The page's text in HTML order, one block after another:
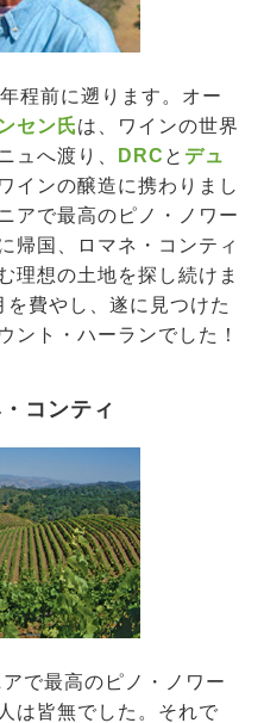
程前に遡ります。オー
セン氏は、ワインの世界
ュへ渡り、
DRC と デュ
インの醸造に携わりまし
アで最高のピノ・ノワー
帰国、ロマネ・コンティ
理想の土地を探し続けま
を費やし、遂に見つけた
ント・ハーランでした！
コンティ
で最高のピノ・ノワー
は皆無でした。それで